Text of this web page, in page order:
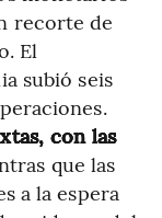
recorte de
El
subió seis
con las
que las
a la espera